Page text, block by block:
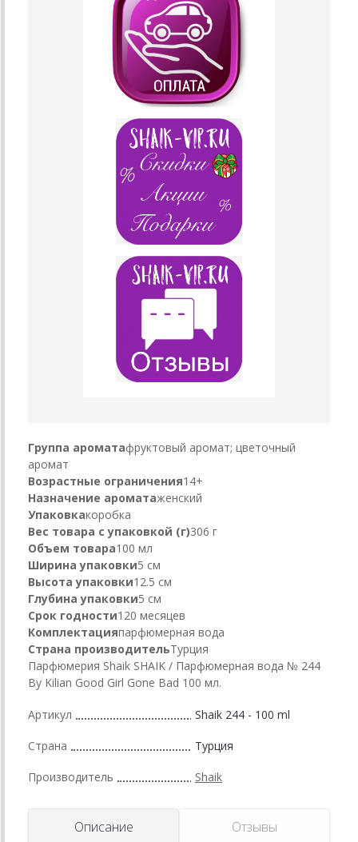
Группа ароматафруктовый аромат; цветочный
аромат
Возрастные ограничения14+
Назначение ароматаженский
Упаковкакоробка
Вес товара с упаковкой (г)306 г
Объем товара100 мл
Ширина упаковки5 см
Высота упаковки12.5 см
Глубина упаковки5 см
Срок годности120 месяцев
Комплектацияпарфюмерная вода
Страна производительТурция
Парфюмерия Shaik SHAIK / Парфюмерная вода № 244
By Kilian Good Girl Gone Bad 100 мл.
Артикул Shaik 244 - 100 ml
Страна Турция
Производитель Shaik
Описание Отзывы